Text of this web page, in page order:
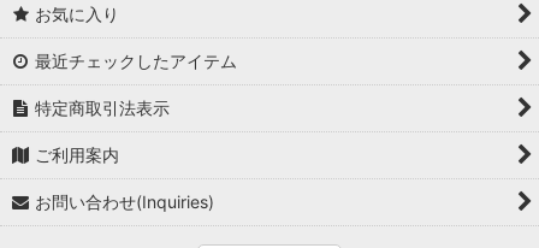
花植木各種
農業園芸用道具一覧
農業園芸用資材一覧
お気に入り
最近チェックしたアイテム
特定商取引法表示
ご利用案内
お問い合わせ(Inquiries)